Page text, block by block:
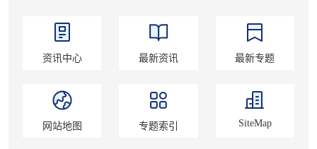
资讯中心 最新资讯 最新专题
网站地图 专题索引 SiteMap